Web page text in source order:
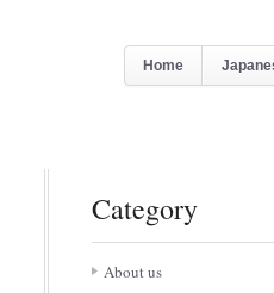
Home
Category
About us